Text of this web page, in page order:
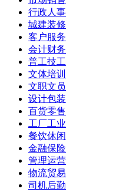
行政人事
城建装修
客户服务
会计财务
普工技工
文体培训
文职文员
设计包装
百货零售
工厂工业
餐饮休闲
金融保险
管理运营
物流贸易
司机后勤